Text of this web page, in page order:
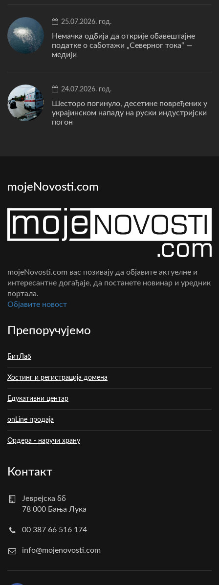
25.07.2026. год.
Немачка одбија да открије обавештајне
податке о саботажи „Северног тока“ —
медији
24.07.2026. год.
Шесторо погинуло, десетине повређених у
украјинском нападу на руски индустријски
погон
mojeNovosti.com
mojeNovosti.com вас позивају да објавите актуелне и
интересантне догађаје, да постанете новинар и уредник
портала.
Oбјавите новост
Препоручујемо
БитЛаб
Хостинг и регистрација домена
Едукативни центар
onLine продаја
Ордера - наручи храну
Контакт
Јеврејска бб
78 000 Бања Лука
00 387 66 516 174
info@mojenovosti.com